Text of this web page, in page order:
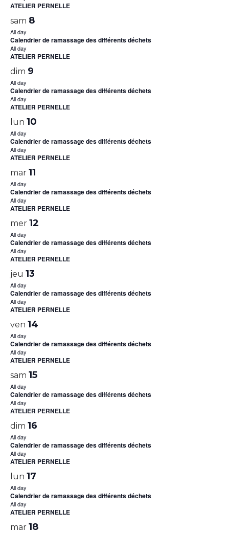
ATELIER PERNELLE
sam 8
All day
Calendrier de ramassage des différents déchets
All day
ATELIER PERNELLE
dim 9
All day
Calendrier de ramassage des différents déchets
All day
ATELIER PERNELLE
lun 10
All day
Calendrier de ramassage des différents déchets
All day
ATELIER PERNELLE
mar 11
All day
Calendrier de ramassage des différents déchets
All day
ATELIER PERNELLE
mer 12
All day
Calendrier de ramassage des différents déchets
All day
ATELIER PERNELLE
jeu 13
All day
Calendrier de ramassage des différents déchets
All day
ATELIER PERNELLE
ven 14
All day
Calendrier de ramassage des différents déchets
All day
ATELIER PERNELLE
sam 15
All day
Calendrier de ramassage des différents déchets
All day
ATELIER PERNELLE
dim 16
All day
Calendrier de ramassage des différents déchets
All day
ATELIER PERNELLE
lun 17
All day
Calendrier de ramassage des différents déchets
All day
ATELIER PERNELLE
mar 18